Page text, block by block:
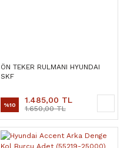
ÖN TEKER RULMANI HYUNDAI
SKF
%10 1.485,00 TL
1.650,00 TL